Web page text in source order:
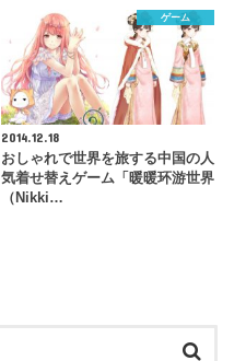
ゲーム
2014.12.18
おしゃれで世界を旅する中国の人
気着せ替えゲーム「暖暖环游世界
（Nikki…